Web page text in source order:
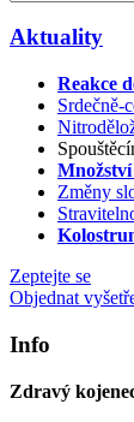
Aktuality
Reakce
Srdečně-
Změny
Zeptejte se
Objednat
Info
Zdravý